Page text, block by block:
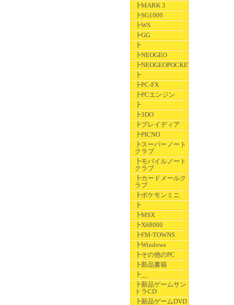
┣MARK 3
┣SG1000
┣WS
┣GG
┣
┣NEOGEO
┣NEOGEOPOCKET
┣
┣PC-FX
┣PCエンジン
┣
┣3DO
┣プレイディア
┣PICNO
┣スーパーノート
クラブ
┣モバイルノート
クラブ
┣カードメールク
ラブ
┣ポケモンミニ
┣
┣MSX
┣X68000
┣FM-TOWNS
┣Windows
┣その他のPC
┣新品書籍
┣__
┣新品ゲームサン
トラCD
┣新品ゲームDVD